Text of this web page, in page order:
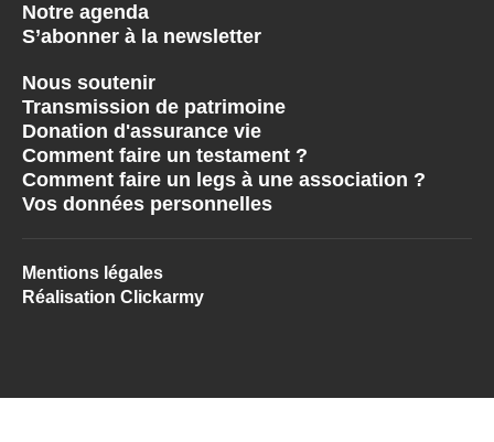
Notre agenda
S’abonner à la newsletter
Nous soutenir
Transmission de patrimoine
Donation d'assurance vie
Comment faire un testament ?
Comment faire un legs à une association ?
Vos données personnelles
Mentions légales
Réalisation Clickarmy